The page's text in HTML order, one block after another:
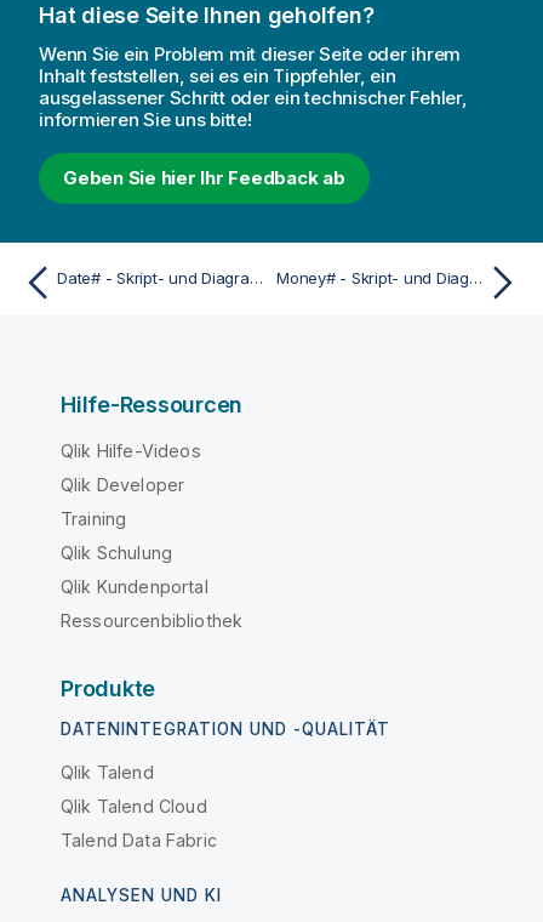
Hat diese Seite Ihnen geholfen?
Wenn Sie ein Problem mit dieser Seite oder ihrem
Inhalt feststellen, sei es ein Tippfehler, ein
ausgelassener Schritt oder ein technischer Fehler,
informieren Sie uns bitte!
Geben Sie hier Ihr Feedback ab
Date# - Skript- und Diagrammfunktion Money# - Skript- und Diagrammfunktion
Hilfe-Ressourcen
Qlik Hilfe-Videos
Qlik Developer
Training
Qlik Schulung
Qlik Kundenportal
Ressourcenbibliothek
Produkte
DATENINTEGRATION UND -QUALITÄT
Qlik Talend
Qlik Talend Cloud
Talend Data Fabric
ANALYSEN UND KI